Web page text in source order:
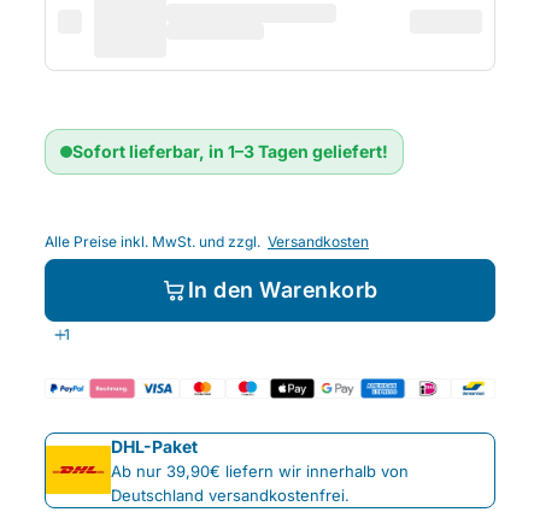
Sofort lieferbar, in 1–3 Tagen geliefert!
Alle Preise inkl. MwSt. und zzgl. Versandkosten
In den Warenkorb
DHL-Paket
Ab nur 39,90€ liefern wir innerhalb von
Deutschland versandkostenfrei.